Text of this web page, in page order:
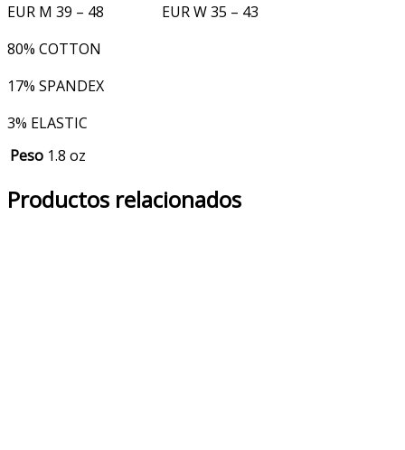
EUR M 39 – 48 EUR W 35 – 43
80% COTTON
17% SPANDEX
3% ELASTIC
Peso 1.8 oz
Productos relacionados